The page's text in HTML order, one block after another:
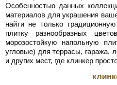
Особенностью данных
материалов для украшения
найти не только
плитку разнообразных
морозостойкую напольную
угловые) для террасы, гаража,
и других мест, где клинкер